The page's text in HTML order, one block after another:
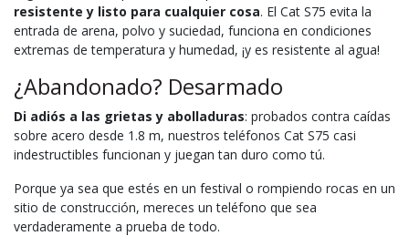
resistente y listo para cualquier cosa. El Cat S75 evita la
entrada de arena, polvo y suciedad, funciona en condiciones
extremas de temperatura y humedad, ¡y es resistente al agua!
¿Abandonado? Desarmado
Di adiós a las grietas y abolladuras: probados contra caídas
sobre acero desde 1.8 m, nuestros teléfonos Cat S75 casi
indestructibles funcionan y juegan tan duro como tú.
Porque ya sea que estés en un festival o rompiendo rocas en un
sitio de construcción, mereces un teléfono que sea
verdaderamente a prueba de todo.